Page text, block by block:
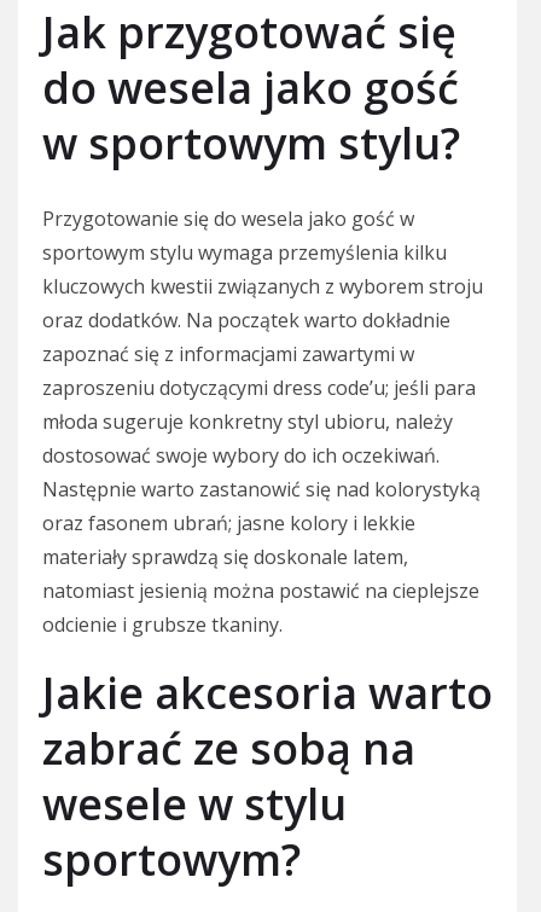
Jak przygotować się
do wesela jako gość
w sportowym stylu?
Przygotowanie się do wesela jako gość w
sportowym stylu wymaga przemyślenia kilku
kluczowych kwestii związanych z wyborem stroju
oraz dodatków. Na początek warto dokładnie
zapoznać się z informacjami zawartymi w
zaproszeniu dotyczącymi dress code’u; jeśli para
młoda sugeruje konkretny styl ubioru, należy
dostosować swoje wybory do ich oczekiwań.
Następnie warto zastanowić się nad kolorystyką
oraz fasonem ubrań; jasne kolory i lekkie
materiały sprawdzą się doskonale latem,
natomiast jesienią można postawić na cieplejsze
odcienie i grubsze tkaniny.
Jakie akcesoria warto
zabrać ze sobą na
wesele w stylu
sportowym?